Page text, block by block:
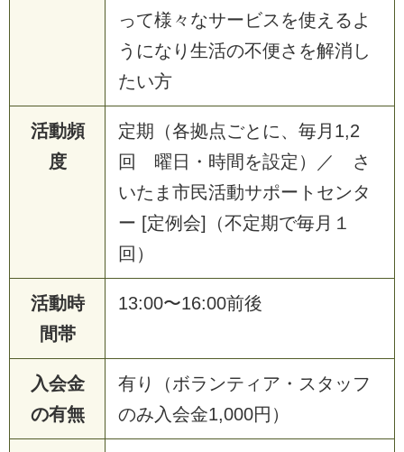
って様々なサービスを使えるよ
うになり生活の不便さを解消し
たい方
活動頻
度
定期（各拠点ごとに、毎月1,2
回 曜日・時間を設定）／ さ
いたま市民活動サポートセンタ
ー [定例会]（不定期で毎月１
回）
活動時
間帯
13:00〜16:00前後
入会金
の有無
有り（ボランティア・スタッフ
のみ入会金1,000円）